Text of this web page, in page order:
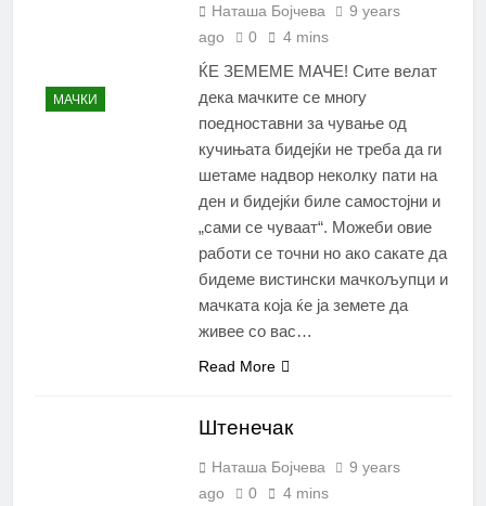
МАЧКИ
Наташа Бојчева
9 years
ago
0 4 mins
ЌЕ ЗЕМЕМЕ МАЧЕ! Сите велат
дека мачките се многу
поедноставни за чување од
кучињата бидејќи не треба да ги
шетаме надвор неколку пати на
ден и бидејќи биле самостојни и
„сами се чуваат“. Можеби овие
работи се точни но ако сакате да
бидеме вистински мачкољупци и
мачката која ќе ја земете да
живее со вас…
Read More
Штенечак
Наташа Бојчева
9 years
ago
0 4 mins